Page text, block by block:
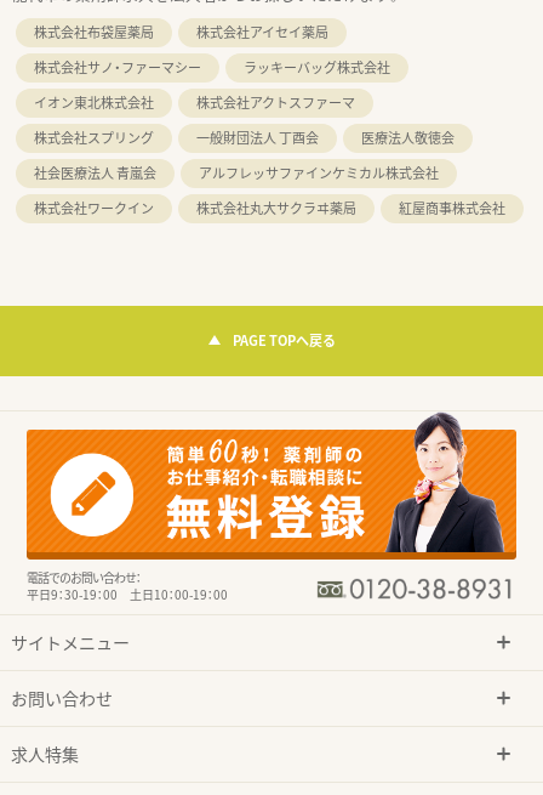
株式会社布袋屋薬局
株式会社アイセイ薬局
株式会社サノ・ファーマシー
ラッキーバッグ株式会社
イオン東北株式会社
株式会社アクトスファーマ
株式会社スプリング
一般財団法人 丁酉会
医療法人敬徳会
社会医療法人 青嵐会
アルフレッサファインケミカル株式会社
株式会社ワークイン
株式会社丸大サクラヰ薬局 紅屋商事株式会社
PAGE TOPへ戻る
電話でのお問い合わせ：
平日9：30-19：00 土日10：00-19：00
サイトメニュー
お問い合わせ
求人特集